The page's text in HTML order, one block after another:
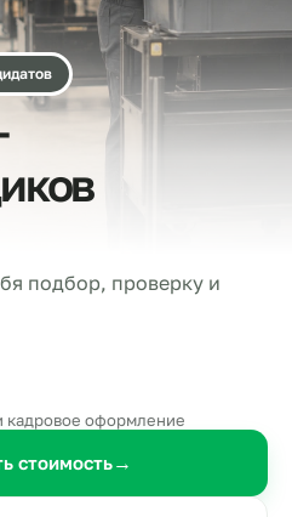
подбор, проверку и
кадровое оформление
стоимость→